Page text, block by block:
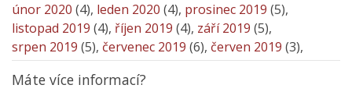
únor 2020 (4), leden 2020 (4), prosinec 2019 (5),
listopad 2019 (4), říjen 2019 (4), září 2019 (5),
srpen 2019 (5), červenec 2019 (6), červen 2019 (3),
Máte více informací?